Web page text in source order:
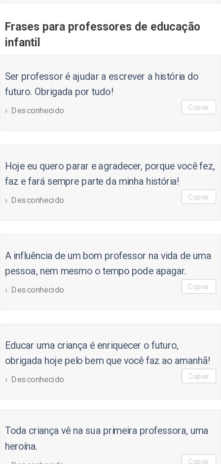
Frases para professores de educação
infantil
Ser professor é ajudar a escrever a história do
futuro. Obrigada por tudo!
Desconhecido Copiar
Hoje eu quero parar e agradecer, porque você fez,
faz e fará sempre parte da minha história!
Desconhecido Copiar
A influência de um bom professor na vida de uma
pessoa, nem mesmo o tempo pode apagar.
Desconhecido Copiar
Educar uma criança é enriquecer o futuro,
obrigada hoje pelo bem que você faz ao amanhã!
Desconhecido Copiar
Toda criança vê na sua primeira professora, uma
heroína.
Copiar